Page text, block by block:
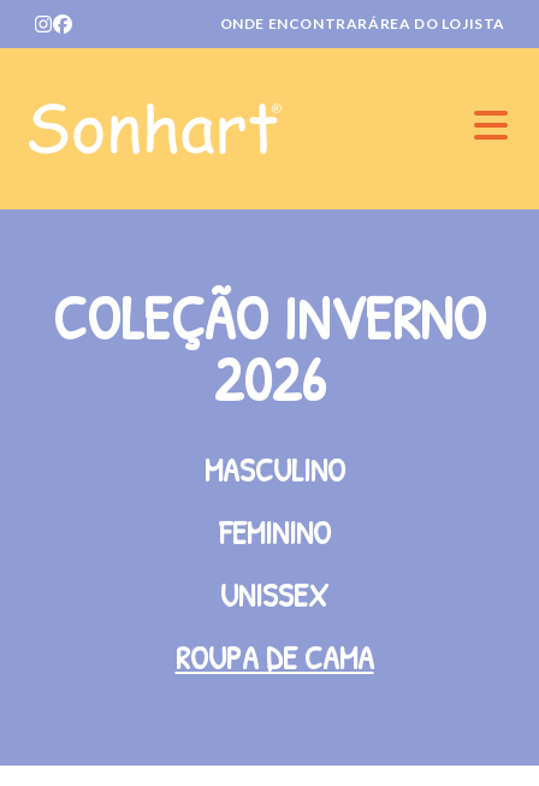
ONDE ENCONTRARÁREA DO LOJISTA
Home
COLEÇÃO INVERNO
2026
MASCULINO
FEMININO
UNISSEX
ROUPA DE CAMA